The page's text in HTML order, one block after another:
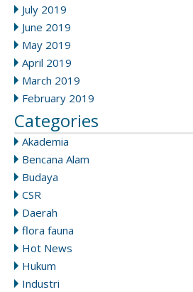
July 2019
June 2019
May 2019
April 2019
March 2019
February 2019
Categories
Akademia
Bencana Alam
Budaya
CSR
Daerah
flora fauna
Hot News
Hukum
Industri